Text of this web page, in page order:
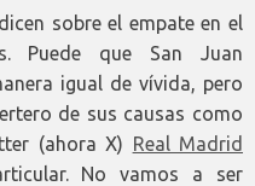
sobre el empate en el
Puede que San Juan
igual de vívida, pero
de sus causas como
(ahora X) Real Madrid
No vamos a ser